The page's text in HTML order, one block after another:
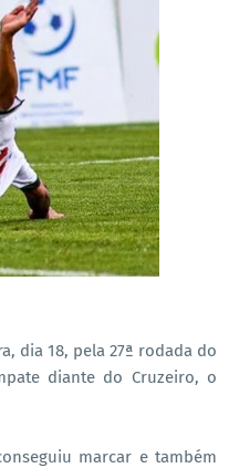
dia 18, pela 27ª rodada do
diante do Cruzeiro, o
marcar e também